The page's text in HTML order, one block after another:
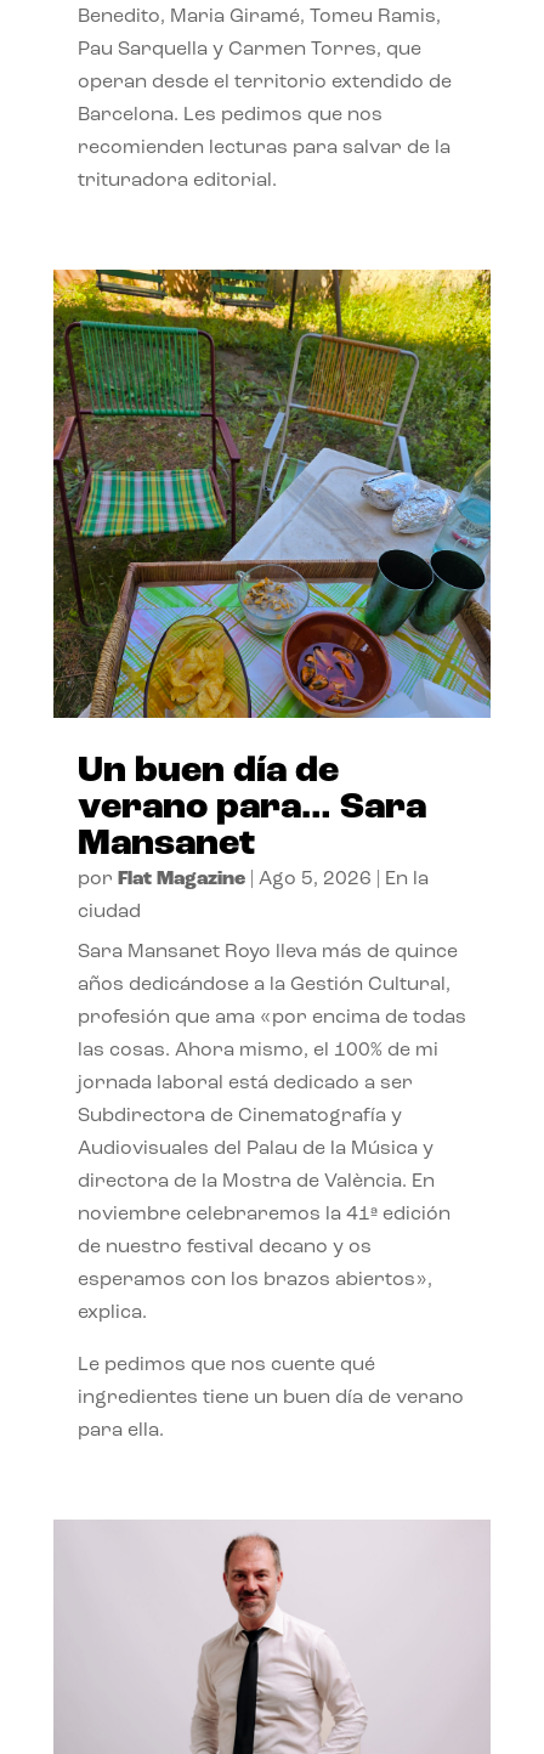
Benedito, Maria Giramé, Tomeu Ramis,
Pau Sarquella y Carmen Torres, que
operan desde el territorio extendido de
Barcelona. Les pedimos que nos
recomienden lecturas para salvar de la
trituradora editorial.
Un buen día de
verano para… Sara
Mansanet
por Flat Magazine| Ago 5, 2026
En la
ciudad
Sara Mansanet Royo lleva más de quince
años dedicándose a la Gestión Cultural,
profesión que ama «por encima de todas
las cosas. Ahora mismo, el 100% de mi
jornada laboral está dedicado a ser
Subdirectora de Cinematografía y
Audiovisuales del Palau de la Música y
directora de la Mostra de València. En
noviembre celebraremos la 41ª edición
de nuestro festival decano y os
esperamos con los brazos abiertos»,
explica.
Le pedimos que nos cuente qué
ingredientes tiene un buen día de verano
para ella.